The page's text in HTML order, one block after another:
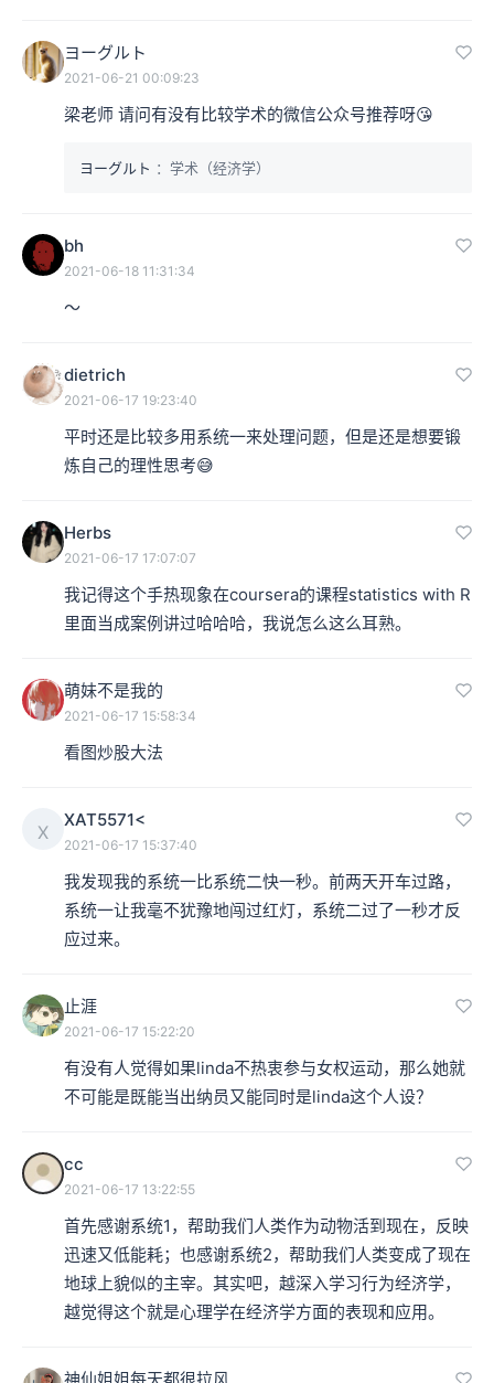
ヨーグルト
2021-06-21 00:09:23
梁老师 请问有没有比较学术的微信公众号推荐呀😘
ヨーグルト ：学术（经济学）
bh
2021-06-18 11:31:34
～
dietrich
2021-06-17 19:23:40
平时还是比较多用系统一来处理问题，但是还是想要锻
炼自己的理性思考😅
Herbs
2021-06-17 17:07:07
我记得这个手热现象在coursera的课程statistics with R
里面当成案例讲过哈哈哈，我说怎么这么耳熟。
萌妹不是我的
2021-06-17 15:58:34
看图炒股大法
X
XAT5571<
2021-06-17 15:37:40
我发现我的系统一比系统二快一秒。前两天开车过路，
系统一让我毫不犹豫地闯过红灯，系统二过了一秒才反
应过来。
止涯
2021-06-17 15:22:20
有没有人觉得如果linda不热衷参与女权运动，那么她就
不可能是既能当出纳员又能同时是linda这个人设？
cc
2021-06-17 13:22:55
首先感谢系统1，帮助我们人类作为动物活到现在，反映
迅速又低能耗；也感谢系统2，帮助我们人类变成了现在
地球上貌似的主宰。其实吧，越深入学习行为经济学，
越觉得这个就是心理学在经济学方面的表现和应用。
神仙姐姐每天都很拉风